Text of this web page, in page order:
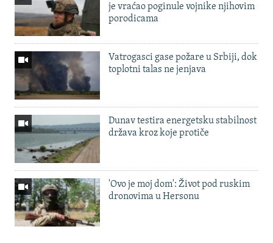
je vraćao poginule vojnike njihovim
porodicama
Vatrogasci gase požare u Srbiji, dok
toplotni talas ne jenjava
Dunav testira energetsku stabilnost
država kroz koje protiče
'Ovo je moj dom': Život pod ruskim
dronovima u Hersonu